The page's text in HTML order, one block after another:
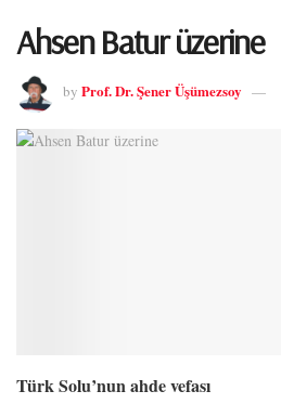
Ahsen Batur üzerine
by Prof. Dr. Şener Üşümezsoy
Türk Solu’nun ahde vefası